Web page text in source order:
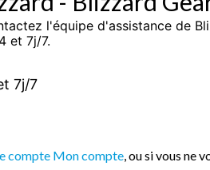
l'équipe d'assistance de
et 7j/7.
7j/7
compte Mon compte , ou si vous ne